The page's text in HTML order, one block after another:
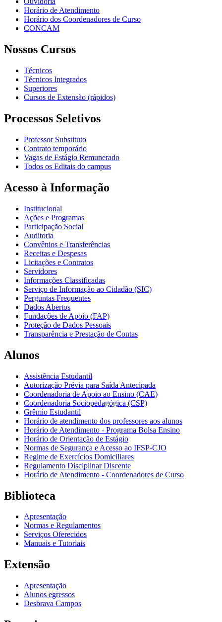
Horário de Atendimento
Horário dos Coordenadores de Curso
CONCAM
Nossos Cursos
Técnicos
Técnicos Integrados
Superiores
Cursos de Extensão (rápidos)
Processos Seletivos
Professor Substituto
Contrato temporário
Vagas de Estágio Remunerado
Todos os Editais do campus
Acesso à Informação
Institucional
Ações e Programas
Participação Social
Auditoria
Convênios e Transferências
Receitas e Despesas
Licitações e Contratos
Servidores
Informações Classificadas
Serviço de Informação ao Cidadão (SIC)
Perguntas Frequentes
Dados Abertos
Fundações de Apoio (FAP)
Proteção de Dados Pessoais
Transparência e Prestação de Contas
Alunos
Assistência Estudantil
Autorização Prévia para Saída Antecipada
Coordenadoria de Apoio ao Ensino (CAE)
Coordenadoria Sociopedagógica (CSP)
Grêmio Estudantil
Horário de atendimento dos professores aos alunos
Horário de Atendimento - Programa Bolsa Ensino
Horário de Orientação de Estágio
Normas de Segurança e Acesso ao IFSP-CJO
Regime de Exercícios Domiciliares
Regulamento Disciplinar Discente
Horário de Atendimento - Coordenadores de Curso
Biblioteca
Apresentação
Normas e Regulamentos
Serviços Oferecidos
Manuais e Tutoriais
Extensão
Apresentação
Alunos egressos
Desbrava Campos